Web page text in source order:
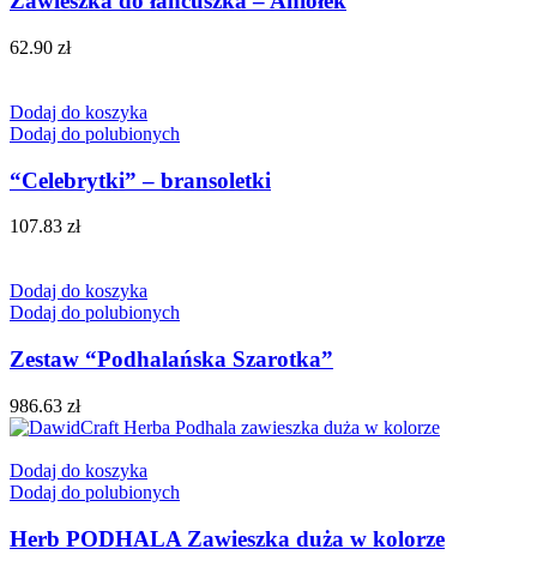
62.90 zł
Dodaj do koszyka
Dodaj do polubionych
“Celebrytki” – bransoletki
107.83 zł
Dodaj do koszyka
Dodaj do polubionych
Zestaw “Podhalańska Szarotka”
986.63 zł
Dodaj do koszyka
Dodaj do polubionych
Herb PODHALA Zawieszka duża w kolorze